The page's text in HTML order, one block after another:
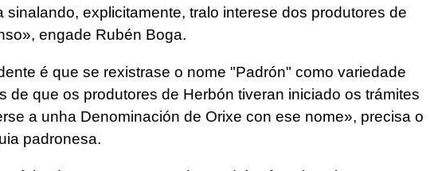
sinalando, explicitamente, tralo interese dos produtores de
engade Rubén Boga.
é que se rexistrase o nome "Padrón" como variedade
de que os produtores de Herbón tiveran iniciado os trámites
a unha Denominación de Orixe con ese nome», precisa o
padronesa.